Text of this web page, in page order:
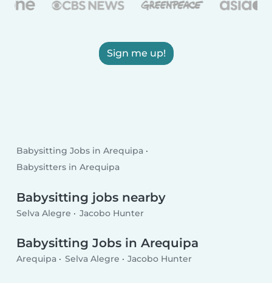
Sign me up!
Babysitting Jobs in Arequipa
Babysitters in Arequipa
Babysitting jobs nearby
Selva Alegre Jacobo Hunter
Babysitting Jobs in Arequipa
Arequipa Selva Alegre Jacobo Hunter